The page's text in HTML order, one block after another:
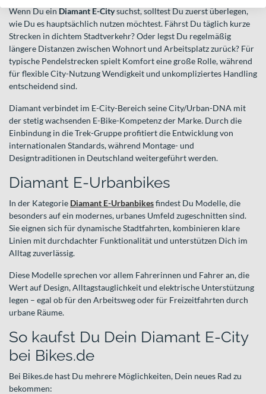
Wenn Du einDiamant E-Citysuchst, solltest Du zuerst überlegen,
wie Du es hauptsächlich nutzen möchtest. Fährst Du täglich kurze
Strecken in dichtem Stadtverkehr? Oder legst Du regelmäßig
längere Distanzen zwischen Wohnort und Arbeitsplatz zurück? Für
typische Pendelstrecken spielt Komfort eine große Rolle, während
für flexible City-Nutzung Wendigkeit und unkompliziertes Handling
entscheidend sind.
Diamant verbindet im E-City-Bereich seine City/Urban-DNA mit
der stetig wachsenden E-Bike-Kompetenz der Marke. Durch die
Einbindung in die Trek-Gruppe profitiert die Entwicklung von
internationalen Standards, während Montage- und
Designtraditionen in Deutschland weitergeführt werden.
Diamant E-Urbanbikes
In der Kategorie Diamant E-Urbanbikesfindest Du Modelle, die
besonders auf ein modernes, urbanes Umfeld zugeschnitten sind.
Sie eignen sich für dynamische Stadtfahrten, kombinieren klare
Linien mit durchdachter Funktionalität und unterstützen Dich im
Alltag zuverlässig.
Diese Modelle sprechen vor allem Fahrerinnen und Fahrer an, die
Wert auf Design, Alltagstauglichkeit und elektrische Unterstützung
legen – egal ob für den Arbeitsweg oder für Freizeitfahrten durch
urbane Räume.
So kaufst Du Dein Diamant E-City
bei Bikes.de
Bei Bikes.de hast Du mehrere Möglichkeiten, Dein neues Rad zu
bekommen: